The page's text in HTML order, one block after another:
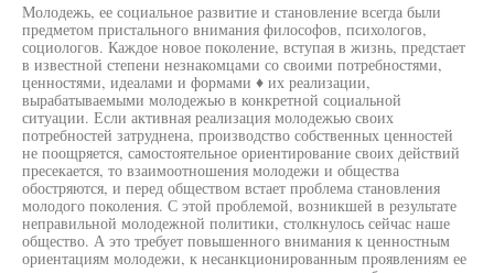
Молодежь, ее социальное развитие и становление всегда были
предметом пристального внимания философов, психологов,
социологов. Каждое новое поколение, вступая в жизнь, предстает
в известной степени незнакомцами со своими потребностями,
ценностями, идеалами и формами ♦ их реализации,
вырабатываемыми молодежью в конкретной социальной
ситуации. Если активная реализация молодежью своих
потребностей затруднена, производство собственных ценностей
не поощряется, самостоятельное ориентирование своих действий
пресекается, то взаимоотношения молодежи и общества
обостряются, и перед обществом встает проблема становления
молодого поколения. С этой проблемой, возникшей в результате
неправильной молодежной политики, столкнулось сейчас наше
общество. А это требует повышенного внимания к ценностным
ориентациям молодежи, к несанкционированным проявлениям ее